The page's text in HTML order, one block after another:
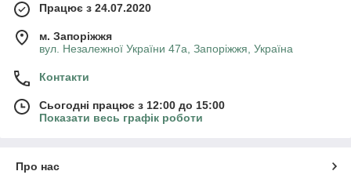
Працює з 24.07.2020
м. Запоріжжя
вул. Незалежної України 47а, Запоріжжя, Україна
Контакти
Сьогодні працює з 12:00 до 15:00
Показати весь графік роботи
Про нас